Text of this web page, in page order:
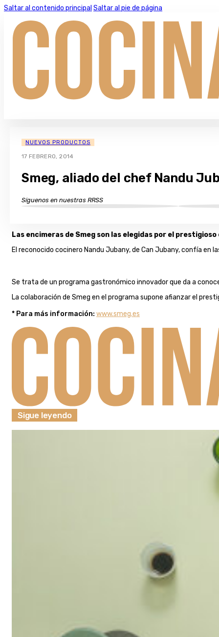
Saltar al contenido principal Saltar al pie de página
NUEVOS PRODUCTOS
17 FEBRERO, 2014
Smeg, aliado del chef Nandu
Síguenos en nuestras RRSS
Las encimeras de Smeg son las elegidas por el
El reconocido cocinero Nandu Jubany, de Can Jubany, confía en
Se trata de un programa gastronómico innovador que da a
La colaboración de Smeg en el programa supone afianzar el
* Para más información: www.smeg.es
Sigue leyendo